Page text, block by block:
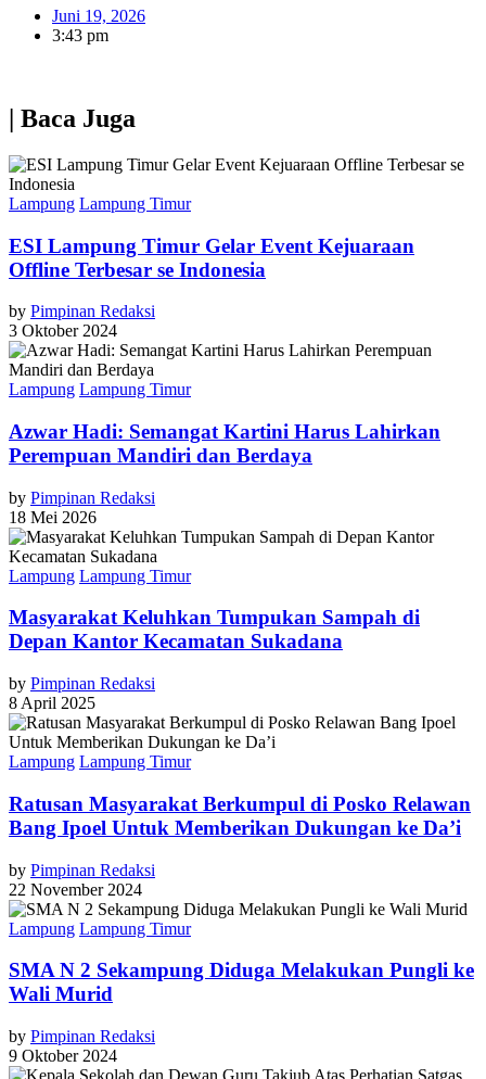
Juni 19, 2026
3:43 pm
| Baca Juga
Lampung Lampung Timur
ESI Lampung Timur Gelar Event Kejuaraan
Offline Terbesar se Indonesia
by Pimpinan Redaksi
3 Oktober 2024
Lampung Lampung Timur
Azwar Hadi: Semangat Kartini Harus Lahirkan
Perempuan Mandiri dan Berdaya
by Pimpinan Redaksi
18 Mei 2026
Lampung Lampung Timur
Masyarakat Keluhkan Tumpukan Sampah di
Depan Kantor Kecamatan Sukadana
by Pimpinan Redaksi
8 April 2025
Lampung Lampung Timur
Ratusan Masyarakat Berkumpul di Posko Relawan
Bang Ipoel Untuk Memberikan Dukungan ke Da’i
by Pimpinan Redaksi
22 November 2024
Lampung Lampung Timur
SMA N 2 Sekampung Diduga Melakukan Pungli ke
Wali Murid
by Pimpinan Redaksi
9 Oktober 2024